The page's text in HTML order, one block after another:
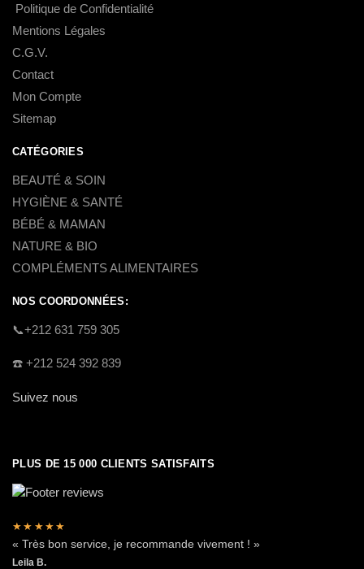
Politique de Confidentialité
Mentions Légales
C.G.V.
Contact
Mon Compte
Sitemap
CATÉGORIES
BEAUTÉ & SOIN
HYGIÈNE & SANTÉ
BÉBÉ & MAMAN
NATURE & BIO
COMPLÉMENTS ALIMENTAIRES
NOS COORDONNÉES:
​📞+212 631 759 305
☎️​ +212 524 392 839
Suivez nous
PLUS DE 15 000 CLIENTS SATISFAITS
★★★★★
« Très bon service, je recommande vivement ! »
Leila B.